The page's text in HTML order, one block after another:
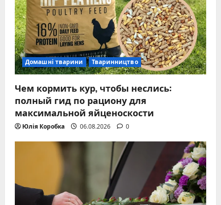
Домашні тварини Тваринництво
Чем кормить кур, чтобы неслись:
полный гид по рациону для
максимальной яйценоскости
Юлія Коробка 06.08.2026 0